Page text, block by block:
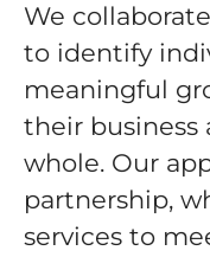
We
to identify
meaningful
their business
whole. Our
partnership,
services to